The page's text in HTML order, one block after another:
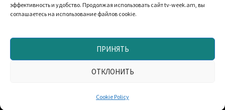
эффективность и удобство. Продолжая использовать сайт tv-week.am, вы
соглашаетесь на использование файлов cookie.
ПРИНЯТЬ
ОТКЛОНИТЬ
Cookie Policy
Политика Конфиденциальности
Запрещено использование материалов TV-неделя без
согласования с редакцией. При использовании
обязательна. Работает наWordPress